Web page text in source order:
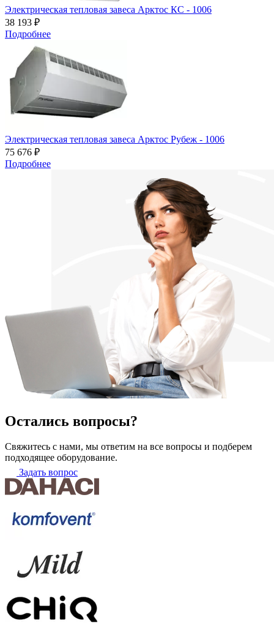
Электрическая тепловая завеса Арктос КС - 1006
38 193 ₽
Подробнее
Электрическая тепловая завеса Арктос Рубеж - 1006
75 676 ₽
Подробнее
Остались вопросы?
Свяжитесь с нами, мы ответим на все вопросы и подберем
подходящее оборудование.
Задать вопрос